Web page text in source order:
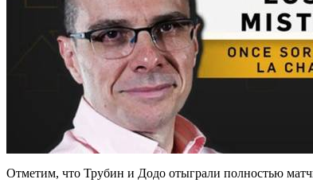
Отметим, что Трубин и Додо отыграли полностью